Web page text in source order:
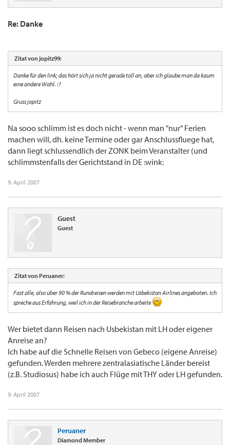
Re: Danke
Zitat von jopitz99:
Danke für den link; das hört sich ja nicht gerade toll an, aber ich glaube man da kaum
eine andere Wahl. :?
Gruss jopitz
Na sooo schlimm ist es doch nicht - wenn man "nur" Ferien
machen will, dh. keine Termine oder gar Anschlussfluege hat,
dann liegt schlussendlich der ZONK beim Veranstalter (und
schlimmstenfalls der Gerichtstand in DE :wink:
9. April 2007
Guest
Guest
Zitat von Peruaner:
Fast alle, also über 90 % der Rundreisen werden mit Usbekistan Airlines angeboten. Ich
spreche aus Erfahrung, weil ich in der Reisebranche arbeite
Wer bietet dann Reisen nach Usbekistan mit LH oder eigener
Anreise an?
Ich habe auf die Schnelle Reisen von Gebeco (eigene Anreise)
gefunden. Werden mehrere zentralasiatische Länder bereist
(z.B. Studiosus) habe ich auch Flüge mit THY oder LH gefunden.
9. April 2007
Peruaner
Diamond Member